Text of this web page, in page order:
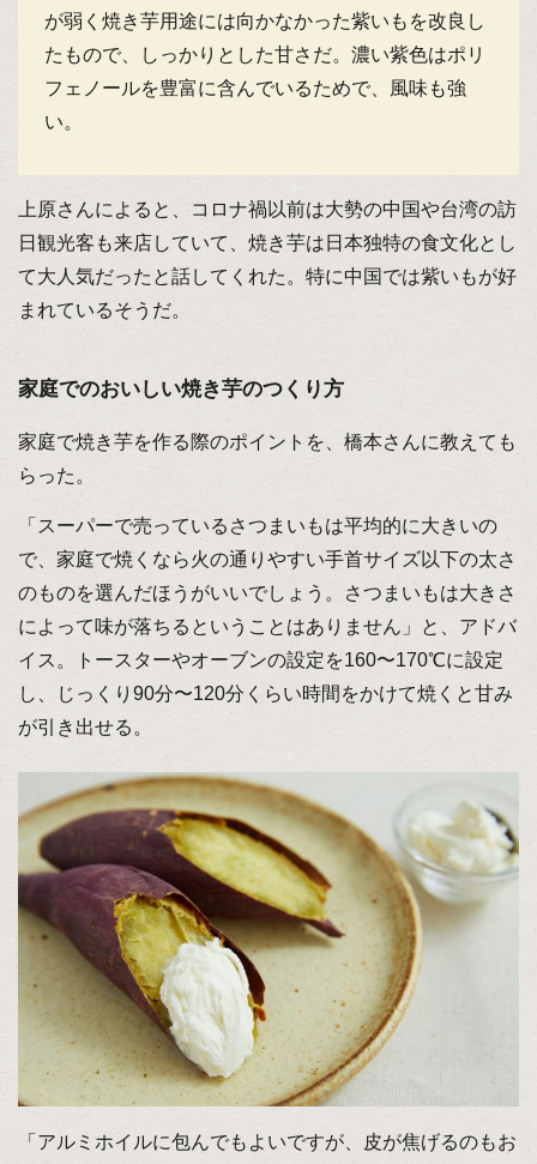
が弱く焼き芋用途には向かなかった紫いもを改良し
たもので、しっかりとした甘さだ。濃い紫色はポリ
フェノールを豊富に含んでいるためで、風味も強
い。
上原さんによると、コロナ禍以前は大勢の中国や台湾の訪
日観光客も来店していて、焼き芋は日本独特の食文化とし
て大人気だったと話してくれた。特に中国では紫いもが好
まれているそうだ。
家庭でのおいしい焼き芋のつくり方
家庭で焼き芋を作る際のポイントを、橋本さんに教えても
らった。
「スーパーで売っているさつまいもは平均的に大きいの
で、家庭で焼くなら火の通りやすい手首サイズ以下の太さ
のものを選んだほうがいいでしょう。さつまいもは大きさ
によって味が落ちるということはありません」と、アドバ
イス。トースターやオーブンの設定を160〜170℃に設定
し、じっくり90分〜120分くらい時間をかけて焼くと甘み
が引き出せる。
「アルミホイルに包んでもよいですが、皮が焦げるのもお